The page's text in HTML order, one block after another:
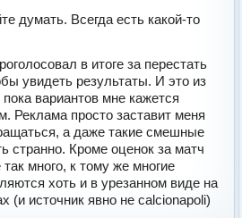
думать. Всегда есть какой-то
в итоге за перестать
увидеть результаты. И это из
вариантов мне кажется
Реклама просто заставит меня
а даже такие смешные
странно. Кроме оценок за матч
так много, к тому же многие
хоть и в урезанном виде на
(и источник явно не calcionapoli)